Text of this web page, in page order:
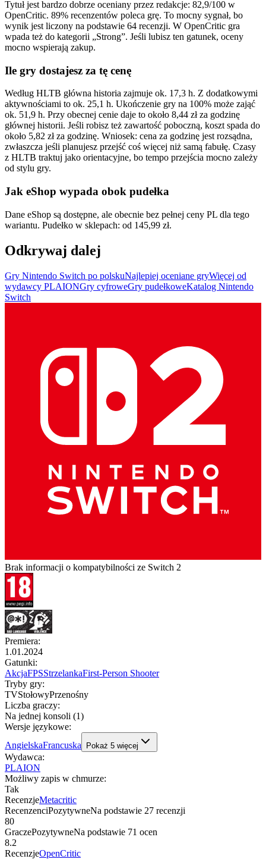
Tytuł jest bardzo dobrze oceniany przez redakcje: 82,9/100 w
OpenCritic. 89% recenzentów poleca grę. To mocny sygnał, bo
wynik jest liczony na podstawie 64 recenzji. W OpenCritic gra
wpada też do kategorii „Strong”. Jeśli lubisz ten gatunek, oceny
mocno wspierają zakup.
Ile gry dostajesz za tę cenę
Według HLTB główna historia zajmuje ok. 17,3 h. Z dodatkowymi
aktywnościami to ok. 25,1 h. Ukończenie gry na 100% może zająć
ok. 51,9 h. Przy obecnej cenie daje to około 8,44 zł za godzinę
głównej historii. Jeśli robisz też zawartość poboczną, koszt spada do
około 5,82 zł za godzinę. Wniosek: cena za godzinę jest rozsądna,
zwłaszcza jeśli planujesz przejść coś więcej niż samą fabułę. Czasy
z HLTB traktuj jako orientacyjne, bo tempo przejścia mocno zależy
od stylu gry.
Jak eShop wypada obok pudełka
Dane eShop są dostępne, ale obecnie bez pełnej ceny PL dla tego
wariantu. Pudełko w sklepach: od 145,99 zł.
Odkrywaj dalej
Gry Nintendo Switch po polskuNajlepiej oceniane gryWięcej od
wydawcy PLAIONGry cyfroweGry pudełkoweKatalog Nintendo
Switch
Brak informacji o kompatybilności ze Switch 2
Premiera:
1.01.2024
Gatunki:
AkcjaFPSStrzelankaFirst-Person Shooter
Tryby gry:
TVStołowyPrzenośny
Liczba graczy:
Na jednej konsoli (1)
Wersje językowe:
AngielskaFrancuska Pokaż 5 więcej
Wydawca:
PLAION
Możliwy zapis w chmurze:
Tak
RecenzjeMetacritic
RecenzenciPozytywneNa podstawie 27 recenzji
80
GraczePozytywneNa podstawie 71 ocen
8.2
RecenzjeOpenCritic